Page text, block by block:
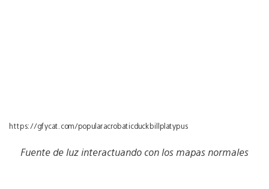
https://gfycat.com/popularacrobaticduckbillplatypus
Fuente de luz interactuando con los mapas normales